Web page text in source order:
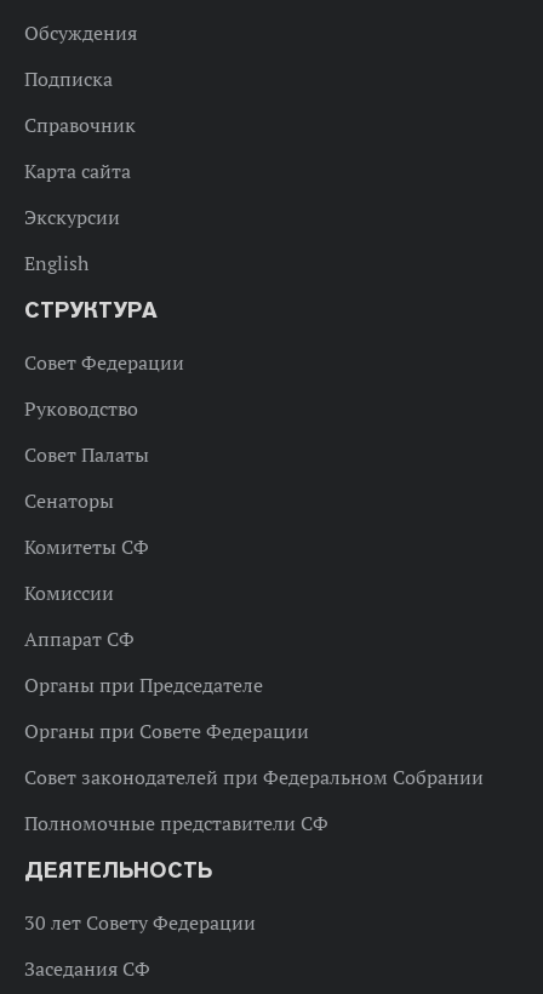
Обсуждения
Подписка
Справочник
Карта сайта
Экскурсии
English
СТРУКТУРА
Совет Федерации
Руководство
Совет Палаты
Сенаторы
Комитеты СФ
Комиссии
Аппарат СФ
Органы при Председателе
Органы при Совете Федерации
Совет законодателей при Федеральном Собрании
Полномочные представители СФ
ДЕЯТЕЛЬНОСТЬ
30 лет Совету Федерации
Заседания СФ